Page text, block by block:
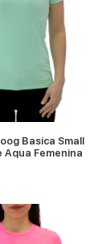
Basica Small
Aqua Femenina